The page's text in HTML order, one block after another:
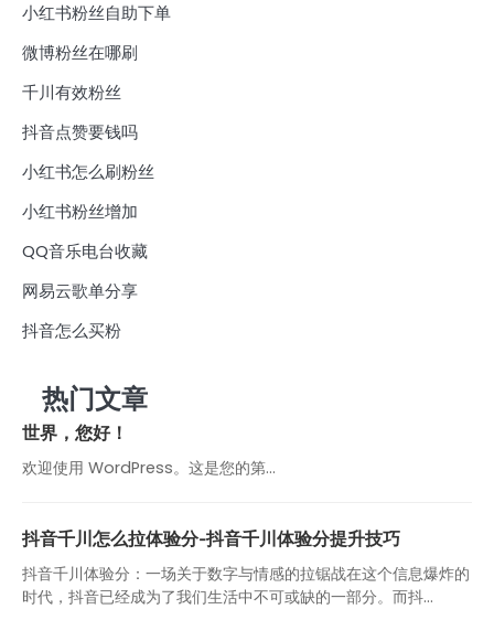
小红书粉丝自助下单
微博粉丝在哪刷
千川有效粉丝
抖音点赞要钱吗
小红书怎么刷粉丝
小红书粉丝增加
QQ音乐电台收藏
网易云歌单分享
抖音怎么买粉
热门文章
世界，您好！
欢迎使用 WordPress。这是您的第…
抖音千川怎么拉体验分-抖音千川体验分提升技巧
抖音千川体验分：一场关于数字与情感的拉锯战在这个信息爆炸的
时代，抖音已经成为了我们生活中不可或缺的一部分。而抖...